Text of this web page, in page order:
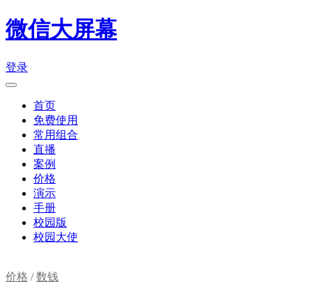
微信大屏幕
登录
首页
免费使用
常用组合
直播
案例
价格
演示
手册
校园版
校园大使
价格 /数钱